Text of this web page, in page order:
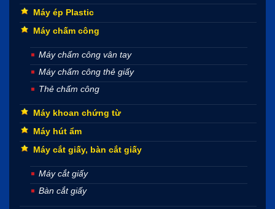
Máy ép Plastic
Máy chấm công
Máy chấm công vân tay
Máy chấm công thẻ giấy
Thẻ chấm công
Máy khoan chứng từ
Máy hút ẩm
Máy cắt giấy, bàn cắt giấy
Máy cắt giấy
Bàn cắt giấy